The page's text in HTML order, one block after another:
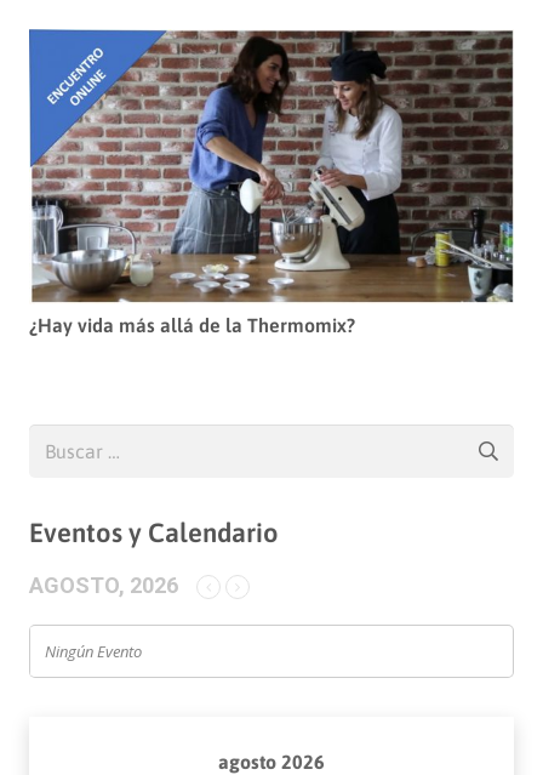
¿Hay vida más allá de la Thermomix?
Eventos y Calendario
AGOSTO, 2026
Ningún Evento
agosto 2026